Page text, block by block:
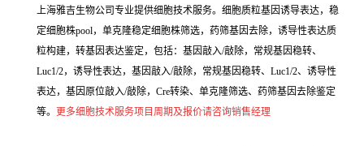
上海雅吉生物公司专业提供细胞技术服务。细胞质粒基因诱导表达，稳
定细胞株pool，单克隆稳定细胞株筛选，药筛基因去除，诱导性表达质
粒构建，转基因表达鉴定，包括：基因敲入/敲除，常规基因稳转、
Luc1/2，诱导性表达，基因敲入/敲除，常规基因稳转、Luc1/2、诱导性
表达，基因原位敲入/敲除，Cre转染、单克隆筛选、药筛基因去除鉴定
等。 更多细胞技术服务项目周期及报价请咨询销售经理